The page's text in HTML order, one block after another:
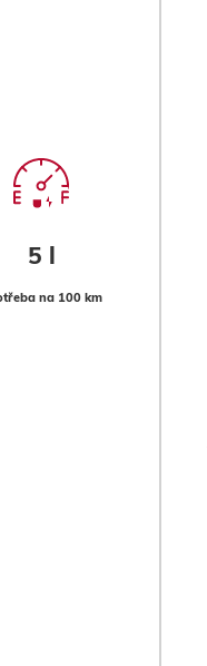
5 l
na 100 km